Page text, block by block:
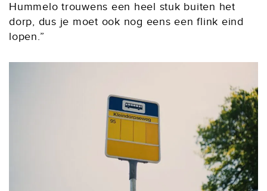
Hummelo trouwens een heel stuk buiten het
dorp, dus je moet ook nog eens een flink eind
lopen.”